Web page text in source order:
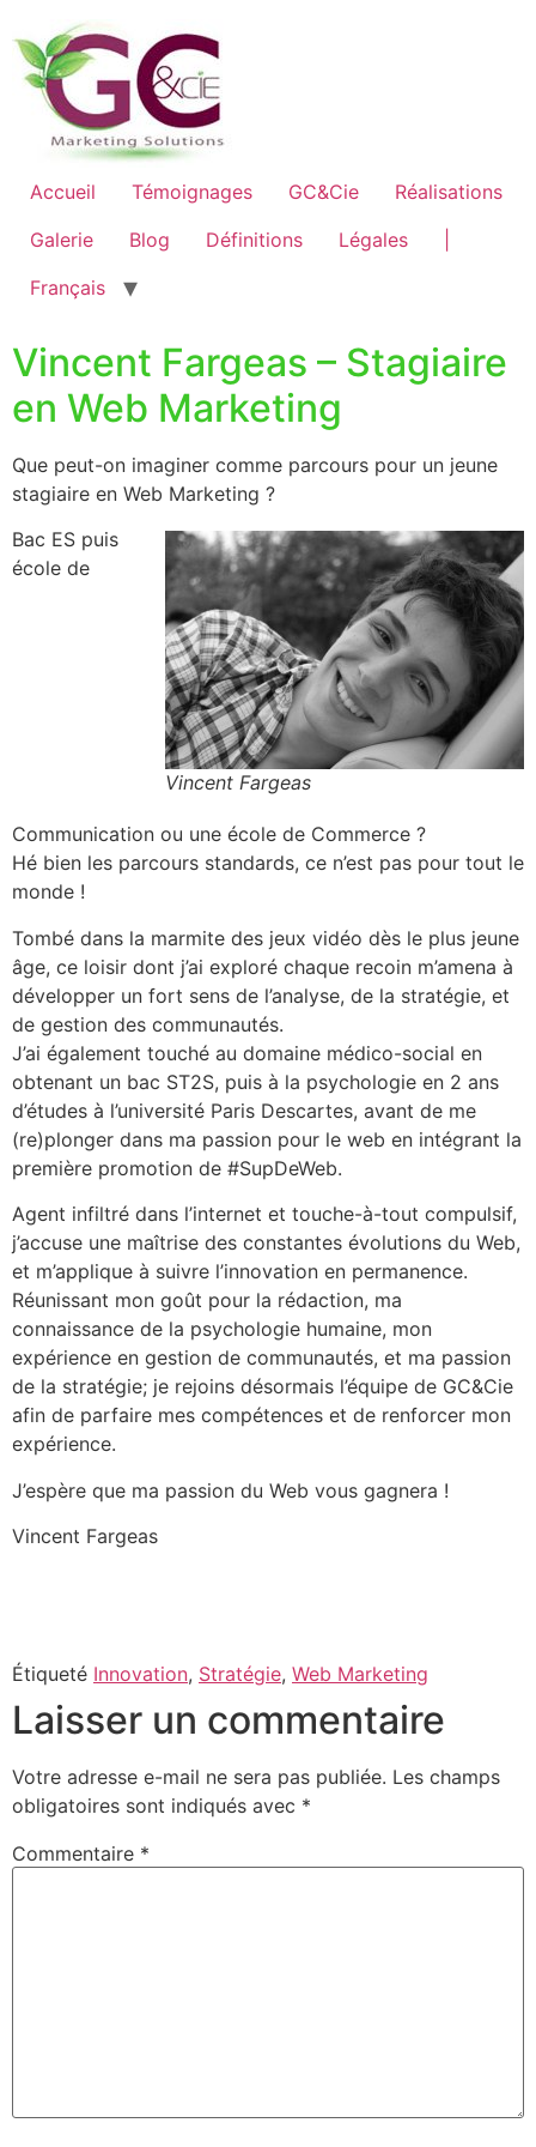
Accueil Témoignages GC&Cie
Réalisations
Galerie
Blog Définitions Légales
Français
Vincent Fargeas – Stagiaire
en Web Marketing
Que peut-on imaginer comme parcours pour un jeune
stagiaire en Web Marketing ?
Vincent Fargeas
Bac ES puis
école de
Communication ou une école de Commerce ?
Hé bien les parcours standards, ce n’est pas pour tout le
monde !
Tombé dans la marmite des jeux vidéo dès le plus jeune
âge, ce loisir dont j’ai exploré chaque recoin m’amena à
développer un fort sens de l’analyse, de la stratégie, et
de gestion des communautés.
J’ai également touché au domaine médico-social en
obtenant un bac ST2S, puis à la psychologie en 2 ans
d’études à l’université Paris Descartes, avant de me
(re)plonger dans ma passion pour le web en intégrant la
première promotion de #SupDeWeb.
Agent infiltré dans l’internet et touche-à-tout compulsif,
j’accuse une maîtrise des constantes évolutions du Web,
et m’applique à suivre l’innovation en permanence.
Réunissant mon goût pour la rédaction, ma
connaissance de la psychologie humaine, mon
expérience en gestion de communautés, et ma passion
de la stratégie; je rejoins désormais l’équipe de GC&Cie
afin de parfaire mes compétences et de renforcer mon
expérience.
J’espère que ma passion du Web vous gagnera !
Vincent Fargeas
Étiqueté Innovation, Stratégie, Web Marketing
Laisser un commentaire
Votre adresse e-mail ne sera pas publiée. Les champs
obligatoires sont indiqués avec *
Commentaire *